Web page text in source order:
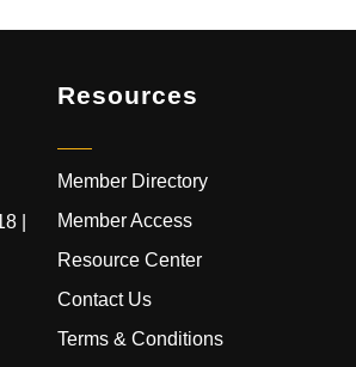
|
Resources
Member Directory
Member Access
Resource Center
Contact Us
Terms & Conditions